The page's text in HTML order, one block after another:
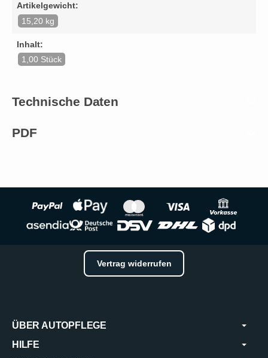
Artikelgewicht:
15,20 kg
Inhalt:
1,00 Stück
Technische Daten
PDF
Vertrag widerrufen
ÜBER AUTOPFLEGE
HILFE